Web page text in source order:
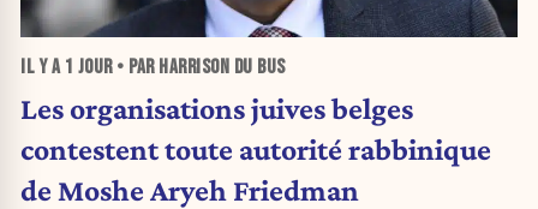
IL Y A 1 JOUR• PAR HARRISON DU BUS
Les organisations juives belges
contestent toute autorité rabbinique
de Moshe Aryeh Friedman